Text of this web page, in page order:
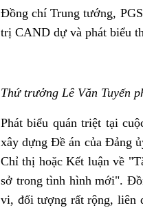
Đồng chí Trung tướng,
trị CAND dự và phát biểu
Thứ trưởng Lê Văn Tuyến
Phát biểu quán triệt tại
xây dựng Đề án của Đảng
Chỉ thị hoặc Kết luận về
sở trong tình hình mới".
vi, đối tượng rất rộng, liên